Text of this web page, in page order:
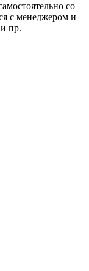
со
с менеджером и
пр.